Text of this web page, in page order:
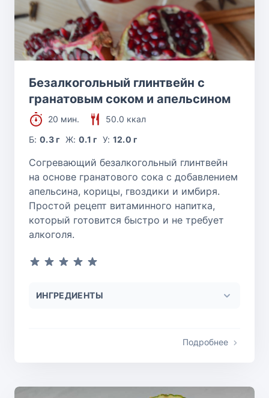
Безалкогольный глинтвейн с
гранатовым соком и апельсином
20 мин.
50.0 ккал
Б:0.3 г Ж: 0.1 г У: 12.0 г
Согревающий безалкогольный глинтвейн
на основе гранатового сока с добавлением
апельсина, корицы, гвоздики и имбиря.
Простой рецепт витаминного напитка,
который готовится быстро и не требует
алкоголя.
ИНГРЕДИЕНТЫ
Подробнее